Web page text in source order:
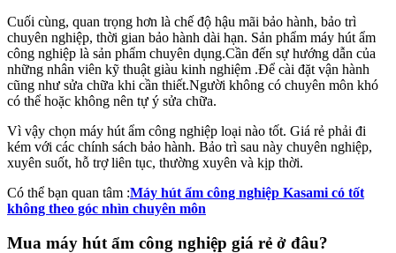
Cuối cùng, quan trọng hơn là chế độ hậu mãi bảo hành, bảo trì
chuyên nghiệp, thời gian bảo hành dài hạn. Sản phẩm máy hút ẩm
công nghiệp là sản phẩm chuyên dụng.Cần đến sự hướng dẫn của
những nhân viên kỹ thuật giàu kinh nghiệm .Để cài đặt vận hành
cũng như sửa chữa khi cần thiết.Người không có chuyên môn khó
có thể hoặc không nên tự ý sửa chữa.
Vì vậy chọn máy hút ẩm công nghiệp loại nào tốt. Giá rẻ phải đi
kém với các chính sách bảo hành. Bảo trì sau này chuyên nghiệp,
xuyên suốt, hỗ trợ liên tục, thường xuyên và kịp thời.
Có thể bạn quan tâm :Máy hút ẩm công nghiệp Kasami có tốt
không theo góc nhìn chuyên môn
Mua máy hút ẩm công nghiệp giá rẻ ở đâu?